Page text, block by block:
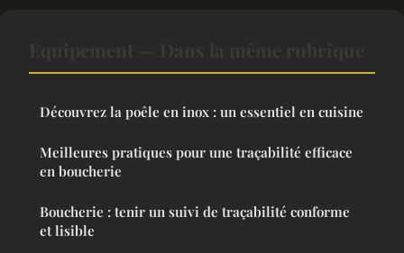
Découvrez la poêle en inox : un essentiel en cuisine
Meilleures pratiques pour une traçabilité efficace
en boucherie
Boucherie : tenir un suivi de traçabilité conforme
et lisible